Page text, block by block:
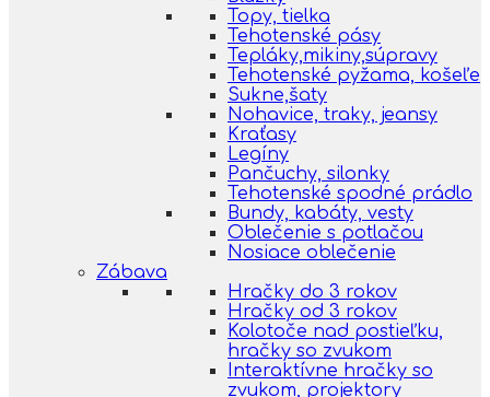
Topy, tielka
Tehotenské pásy
Tepláky,mikiny,súpravy
Tehotenské pyžama, košeľe
Sukne,šaty
Nohavice, traky, jeansy
Kraťasy
Legíny
Pančuchy, silonky
Tehotenské spodné prádlo
Bundy, kabáty, vesty
Oblečenie s potlačou
Nosiace oblečenie
Zábava
Hračky do 3 rokov
Hračky od 3 rokov
Kolotoče nad postieľku,
hračky so zvukom
Interaktívne hračky so
zvukom, projektory